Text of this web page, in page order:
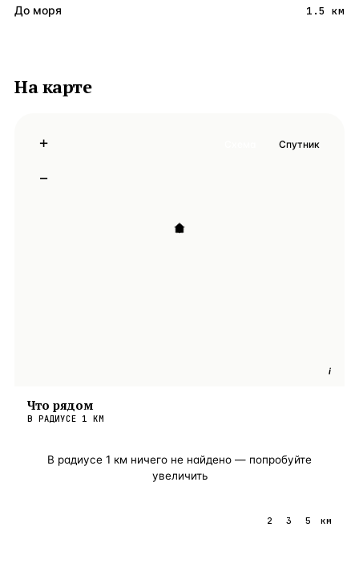
До моря 1.5 км
На карте
i
+
−
Спутник
Что рядом
В РАДИУСЕ 1 КМ
В радиусе 1 км ничего не найдено — попробуйте
увеличить
2 3 5 км